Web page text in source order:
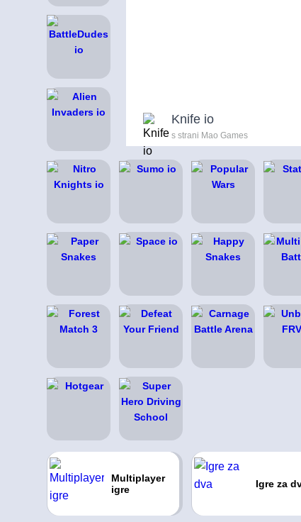
Knife io
s strani Mao Games
Multiplayer
igre
Igre za